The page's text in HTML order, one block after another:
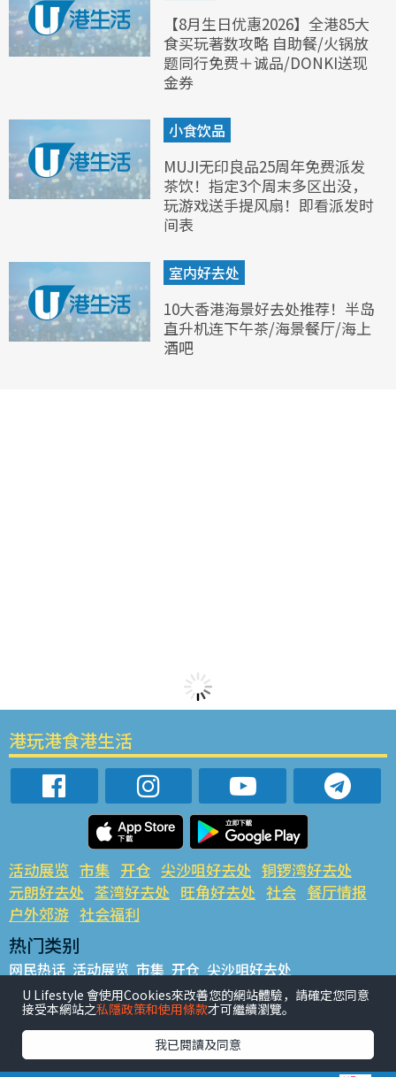
【8月生日优惠2026】全港85大
食买玩著数攻略 自助餐/火锅放
题同行免费＋诚品/DONKI送现
金券
小食饮品
MUJI无印良品25周年免费派发
茶饮！指定3个周末多区出没，
玩游戏送手提风扇！即看派发时
间表
室内好去处
10大香港海景好去处推荐！半岛
直升机连下午茶/海景餐厅/海上
酒吧
港玩港食港生活
活动展览 市集 开仓 尖沙咀好去处 铜锣湾好去处
元朗好去处 荃湾好去处 旺角好去处 社会 餐厅情报
户外郊游 社会福利
热门类别
网民热话 活动展览 市集 开仓 尖沙咀好去处
铜锣湾好去处 元朗好去处 荃湾好去处 旺角好去处 社会
餐厅情报 户外郊游
热门标签
#UGO揾好去处 #人气活动推介 #美食社群热话
U Lifestyle 會使用Cookies來改善您的網站體驗，請確定您同意
接受本網站之私隱政策和使用條款才可繼續瀏覽。
我已閱讀及同意